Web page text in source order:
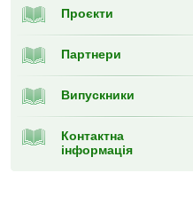
Проєкти
Партнери
Випускники
Контактна
інформація